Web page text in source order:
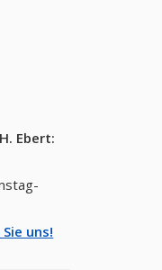
H. Ebert:
uns!